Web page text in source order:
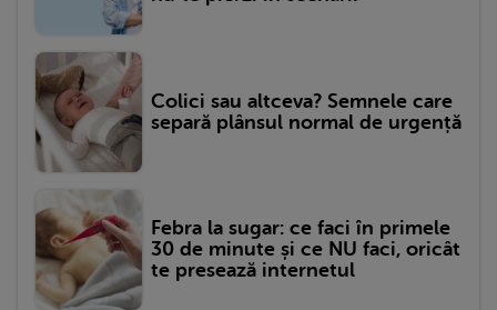
Colici sau altceva? Semnele care
separă plânsul normal de urgență
Febra la sugar: ce faci în primele
30 de minute și ce NU faci, oricât
te presează internetul